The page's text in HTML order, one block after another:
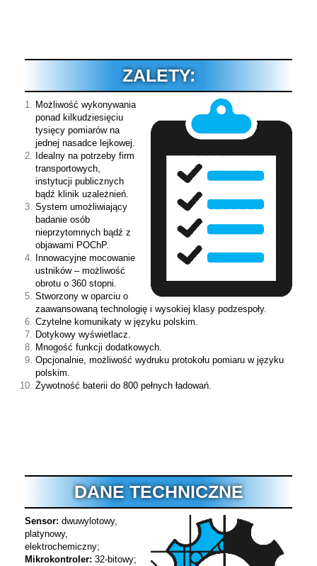
ZALETY:
Możliwość wykonywania
ponad kilkudziesięciu
tysięcy pomiarów na
jednej nasadce lejkowej.
Idealny na potrzeby firm
transportowych,
instytucji publicznych
bądź klinik uzależnień.
System umożliwiający
badanie osób
nieprzytomnych bądź z
objawami POChP.
Innowacyjne mocowanie
ustników – możliwość
obrotu o 360 stopni.
Stworzony w oparciu o
zaawansowaną technologię i wysokiej klasy podzespoły.
Czytelne komunikaty w języku polskim.
Dotykowy wyświetlacz.
Mnogość funkcji dodatkowych.
Opcjonalnie, możliwość wydruku protokołu pomiaru w języku
polskim.
Żywotność baterii do 800 pełnych ładowań.
DANE TECHNICZNE
Sensor: dwuwylotowy,
platynowy,
elektrochemiczny;
Mikrokontroler: 32-bitowy;